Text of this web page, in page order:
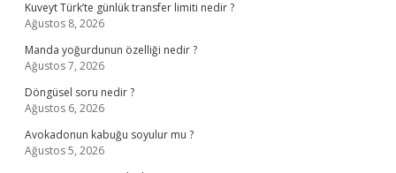
Kuveyt Türk’te günlük transfer limiti nedir ?
Ağustos 8, 2026
Manda yoğurdunun özelliği nedir ?
Ağustos 7, 2026
Döngüsel soru nedir ?
Ağustos 6, 2026
Avokadonun kabuğu soyulur mu ?
Ağustos 5, 2026